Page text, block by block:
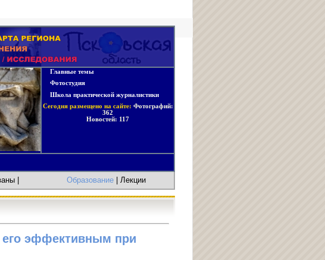
Главные темы
Фотостудия
Школа практической журналистики
Сегодня размещено на сайте: Фотографий:
362
Новостей: 117
Образование | Лекции
его эффективным при